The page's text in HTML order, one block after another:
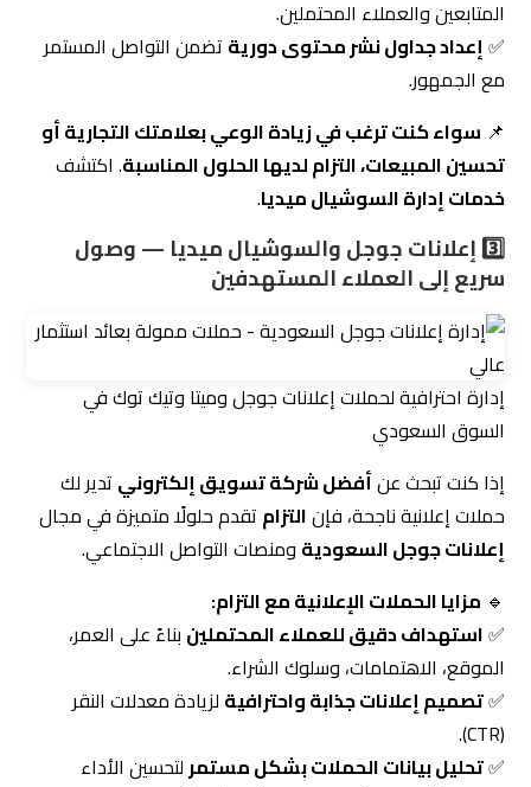
📌سواء كنت ترغب في زيادة الوعي بعلامتك التجارية أو
تحسين المبيعات، التزام لديها الحلول المناسبة. اكتشف
خدمات إدارة السوشيال ميديا
3️⃣ إعلانات جوجل والسوشيال ميديا — وصول
سريع إلى العملاء المستهدفين
إدارة احترافية لحملات إعلانات جوجل وميتا وتيك توك في
السوق السعودي
إذا كنت تبحث عن
حملات إعلانية ناجحة، فإنالتزامتقدم حلولًا متميزة في مجال
إعلانات جوجل السعودية
🔹 مزايا الحملات الإعلانية مع التزام:
✅استهداف دقيق للعملاء المحتملينبناءً على العمر،
الموقع، الاهتمامات، وسلوك الشراء.
✅
تصميم إعلانات جذابة واحترافية
(CTR).
✅
تحليل بيانات الحملات بشكل مستمرلتحسين الأداء
وتحقيق
أقصى عائد على الاستثمار (ROI)
.
✅إدارة ميزانية الإعلانات بذكاء لضمان تحقيق أفضل النتائج
بأقل تكلفة ممكنة.